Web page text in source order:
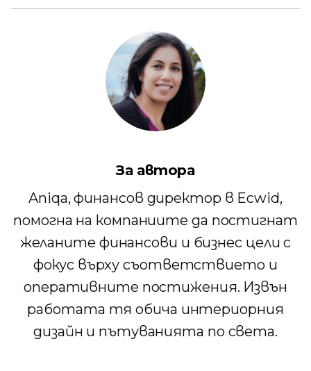
За автора
Aniqa, финансов директор в Ecwid,
помогна на компаниите да постигнат
желаните финансови и бизнес цели с
фокус върху съответствието и
оперативните постижения. Извън
работата тя обича интериорния
дизайн и пътуванията по света.